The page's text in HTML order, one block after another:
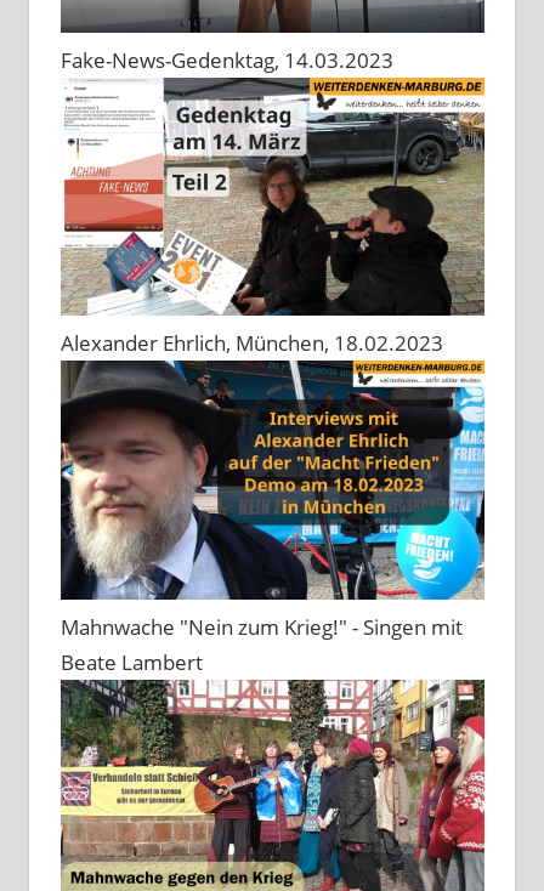
Fake-News-Gedenktag, 14.03.2023
Alexander Ehrlich, München, 18.02.2023
Mahnwache "Nein zum Krieg!" - Singen mit
Beate Lambert